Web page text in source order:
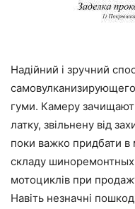
Надійний і зручний
гуми. Камеру
латку, звільнену від
поки важко придбати в
складу
мотоциклів при
Навіть незначні